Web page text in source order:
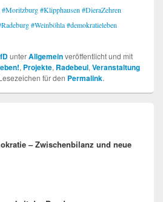
#Moritzburg#Klipphausen #DieraZehren
#Weinböhla#demokratieleben
unterAllgemeinveröffentlicht und mit
, Projekte, Radebeul, Veranstaltung
für den Permalink.
– Zwischenbilanz und neue